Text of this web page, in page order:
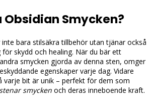
Smycken?
inte bara stilsäkra tillbehör utan tjänar också
skydd och healing. När du bär ett
smycken gjorda av denna sten, omger
egenskaper varje dag. Vidare
varje bit är unik – perfekt för dem som
smycken och deras inneboende kraft.